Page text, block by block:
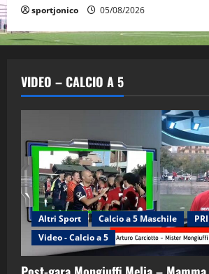
sportjonico 05/08/2026
VIDEO – CALCIO A 5
Altri Sport Calcio a 5 Maschile
Video - Calcio a 5